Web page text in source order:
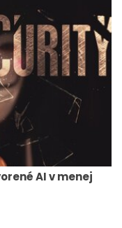
AI v menej